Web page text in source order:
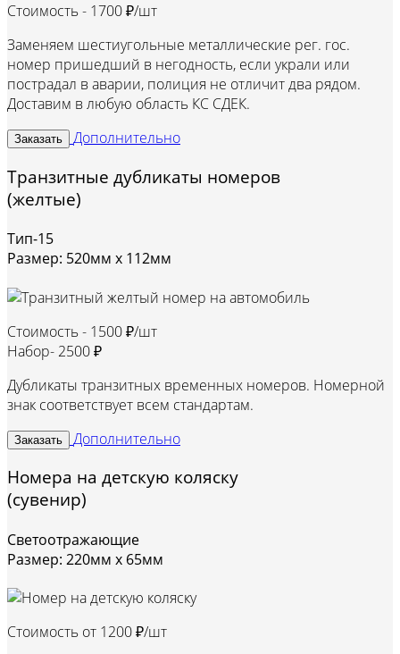
Стоимость - 1700 ₽/шт
Заменяем шестиугольные металлические рег. гос.
номер пришедший в негодность, если украли или
пострадал в аварии, полиция не отличит два рядом.
Доставим в любую область КС СДЕК.
Заказать Дополнительно
Транзитные дубликаты номеров
(желтые)
Тип-15
Размер: 520мм х 112мм
Стоимость - 1500 ₽/шт
Набор- 2500 ₽
Дубликаты транзитных временных номеров. Номерной
знак соответствует всем стандартам.
Заказать Дополнительно
Номера на детскую коляску
(сувенир)
Светоотражающие
Размер: 220мм х 65мм
Стоимость от 1200 ₽/шт